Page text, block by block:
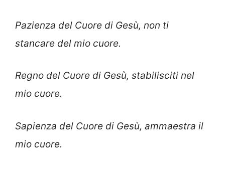
Pazienza del Cuore di Gesù, non ti
stancare del mio cuore.
Regno del Cuore di Gesù, stabilisciti nel
mio cuore.
Sapienza del Cuore di Gesù, ammaestra il
mio cuore.